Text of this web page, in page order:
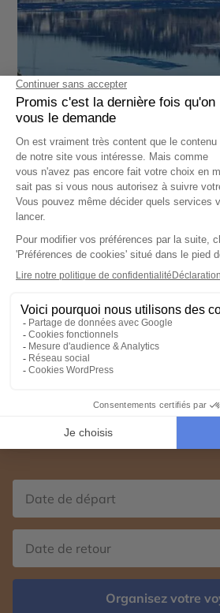
CIRCUIT ACCOMPAGNÉ
Motoneige et Traineau à
9 jours - À partir de2690 €
Montréal - Fjord du Saguenay
Voir tous nos Voyages
Nos conseillers experts conçoivent
voyage d'exception 100%
Organisez votre